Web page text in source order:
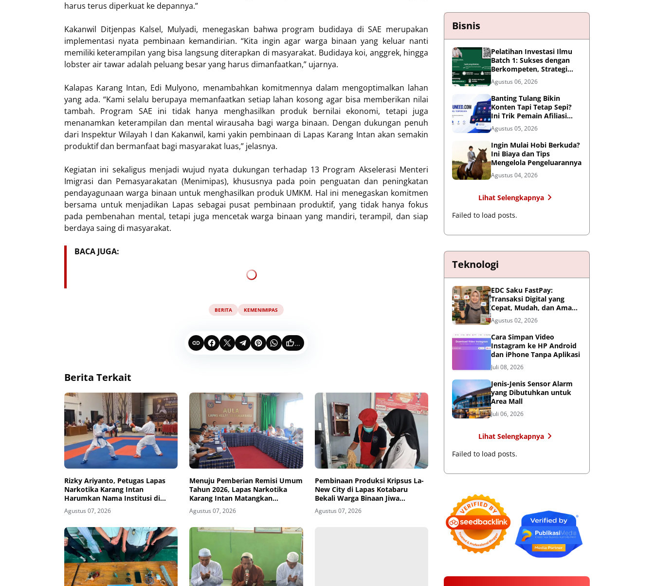
harus terus diperkuat ke depannya.”
Kakanwil Ditjenpas Kalsel, Mulyadi, menegaskan bahwa program budidaya di SAE merupakan
implementasi nyata pembinaan kemandirian. “Kita ingin agar warga binaan yang keluar nanti
memiliki keterampilan yang bisa langsung diterapkan di masyarakat. Budidaya koi, anggrek, hingga
lobster air tawar adalah peluang besar yang harus dimanfaatkan,” ujarnya.
Kalapas Karang Intan, Edi Mulyono, menambahkan komitmennya dalam mengoptimalkan lahan
yang ada. “Kami selalu berupaya memanfaatkan setiap lahan kosong agar bisa memberikan nilai
tambah. Program SAE ini tidak hanya menghasilkan produk bernilai ekonomi, tetapi juga
menanamkan keterampilan dan mental wirausaha bagi warga binaan. Dengan dukungan penuh
dari Inspektur Wilayah I dan Kakanwil, kami yakin pembinaan di Lapas Karang Intan akan semakin
produktif dan bermanfaat bagi masyarakat luas,” jelasnya.
Kegiatan ini sekaligus menjadi wujud nyata dukungan terhadap 13 Program Akselerasi Menteri
Imigrasi dan Pemasyarakatan (Menimipas), khususnya pada poin penguatan dan peningkatan
pendayagunaan warga binaan untuk menghasilkan produk UMKM. Hal ini menegaskan komitmen
bersama untuk menjadikan Lapas sebagai pusat pembinaan produktif, yang tidak hanya fokus
pada pembenahan mental, tetapi juga mencetak warga binaan yang mandiri, terampil, dan siap
berdaya saing di masyarakat.
BACA JUGA:
BERITA KEMENIMIPAS
...
Berita Terkait
Rizky Ariyanto, Petugas Lapas
Narkotika Karang Intan
Harumkan Nama Institusi di
Kejurda Karate
Agustus 07, 2026
Menuju Pemberian Remisi Umum
Tahun 2026, Lapas Narkotika
Karang Intan Matangkan
Koordinasi
Agustus 07, 2026
Pembinaan Produksi Kripsus La-
New City di Lapas Kotabaru
Bekali Warga Binaan Jiwa
Wirausaha
Agustus 07, 2026
Bisnis
Pelatihan Investasi Ilmu
Batch 1: Sukses dengan
Berkompeten, Strategi
Meningkatkan Daya Saing
di Era AI dan Persaingan
Global
Agustus 06, 2026
Banting Tulang Bikin
Konten Tapi Tetap Sepi?
Ini Trik Pemain Afiliasi
Tembus FYP
Agustus 05, 2026
Ingin Mulai Hobi Berkuda?
Ini Biaya dan Tips
Mengelola Pengeluarannya
Agustus 04, 2026
Lihat Selengkapnya
Failed to load posts.
Teknologi
EDC Saku FastPay:
Transaksi Digital yang
Cepat, Mudah, dan Aman
untuk Bisnis
Agustus 02, 2026
Cara Simpan Video
Instagram ke HP Android
dan iPhone Tanpa Aplikasi
Juli 08, 2026
Jenis-Jenis Sensor Alarm
yang Dibutuhkan untuk
Area Mall
Juli 06, 2026
Lihat Selengkapnya
Failed to load posts.